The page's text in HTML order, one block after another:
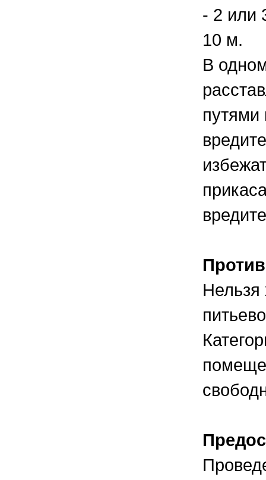
- 2 или
10 м.
В
путями